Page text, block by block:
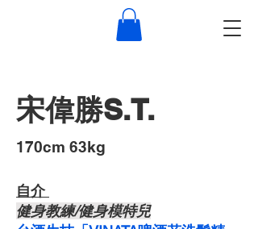
宋偉勝S.T.
​170cm 63kg
自介 ​
​健身教練/健身模特兒